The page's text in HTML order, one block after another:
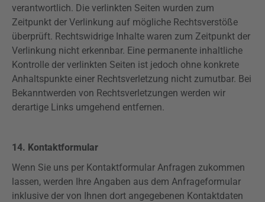
verantwortlich. Die verlinkten Seiten wurden zum
Zeitpunkt der Verlinkung auf mögliche Rechtsverstöße
überprüft. Rechtswidrige Inhalte waren zum Zeitpunkt der
Verlinkung nicht erkennbar. Eine permanente inhaltliche
Kontrolle der verlinkten Seiten ist jedoch ohne konkrete
Anhaltspunkte einer Rechtsverletzung nicht zumutbar. Bei
Bekanntwerden von Rechtsverletzungen werden wir
derartige Links umgehend entfernen.
14. Kontaktformular
Wenn Sie uns per Kontaktformular Anfragen zukommen
lassen, werden Ihre Angaben aus dem Anfrageformular
inklusive der von Ihnen dort angegebenen Kontaktdaten